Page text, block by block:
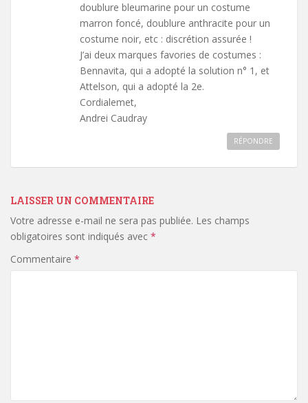
doublure bleumarine pour un costume
marron foncé, doublure anthracite pour un
costume noir, etc : discrétion assurée !
J’ai deux marques favories de costumes :
Bennavita, qui a adopté la solution n° 1, et
Attelson, qui a adopté la 2e.
Cordialemet,
Andrei Caudray
RÉPONDRE
LAISSER UN COMMENTAIRE
Votre adresse e-mail ne sera pas publiée. Les champs
obligatoires sont indiqués avec *
Commentaire *